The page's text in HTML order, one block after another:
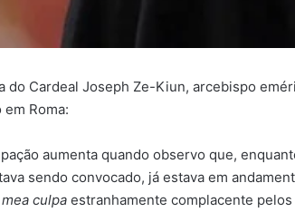
do Cardeal Joseph Ze-Kiun, arcebispo
Roma:
aumenta quando observo que,
sendo convocado, já estava em
mea culpaestranhamente complacente